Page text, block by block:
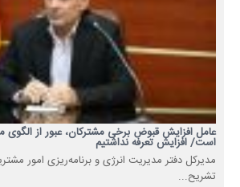
عامل افزایش قبوض برخی مشترکان، عبور از الگوی
است/ افزایش تعرفه نداشتیم
مدیرکل دفتر مدیریت انرژی و برنامه‌ریزی امور
تشریح...